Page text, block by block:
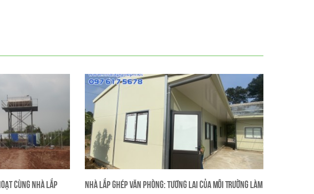
Cùng Nhà Lắp Nhà Lắp Ghép Văn Phòng: Tương Lai Của Môi Trường Làm